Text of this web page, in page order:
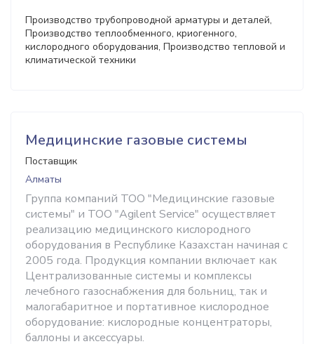
Производство трубопроводной арматуры и деталей,
Производство теплообменного, криогенного,
кислородного оборудования, Производство тепловой и
климатической техники
Медицинские газовые системы
Поставщик
Алматы
Группа компаний ТОО "Медицинские газовые
системы" и ТОО "Agilent Service" осуществляет
реализацию медицинского кислородного
оборудования в Республике Казахстан начиная с
2005 года. Продукция компании включает как
Централизованные системы и комплексы
лечебного газоснабжения для больниц, так и
малогабаритное и портативное кислородное
оборудование: кислородные концентраторы,
баллоны и аксессуары.